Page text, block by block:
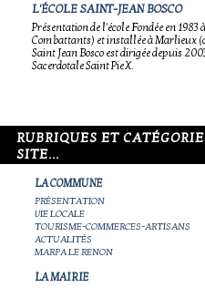
L'ÉCOLE SAINT-JEAN BOSCO
Présentation de l'école Fondée en 1983
Combattants) et installée à Marlieux
Saint Jean Bosco est dirigée depuis
Sacerdotale Saint Pie X.
RUBRIQUES ET
SITE...
LA COMMUNE
PRÉSENTATION
VIE LOCALE
TOURISME-COMMERCES-ARTISANS
ACTUALITÉS
MARPA LE RENON
LA MAIRIE